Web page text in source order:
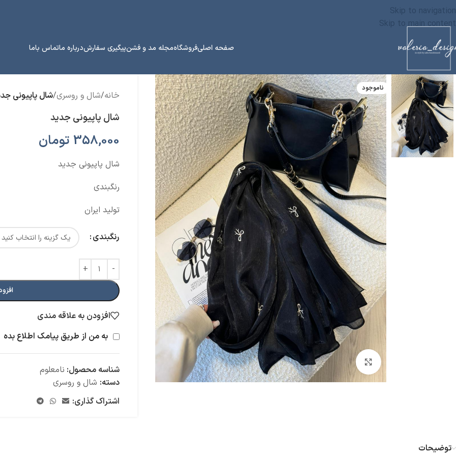
Skip to navigation
Skip to main content
صفحه اصلیفروشگاهمجله مد و فشنپیگیری سفارشدرباره ماتماس باما
ناموجود
بزرگنمایی تصویر
خانه/شال و روسری/شال پاپیونی
شال پاپیونی جدید
358,000 تومان
شال پاپیونی جدید
رنگبندی
تولید ایران
رنگبندی
افزودن به علاقه مندی
به من از طریق پیامک اطلاع بده
شناسه محصول: نامعلوم
دسته: شال و روسری
اشتراک گذاری:
توضیحات